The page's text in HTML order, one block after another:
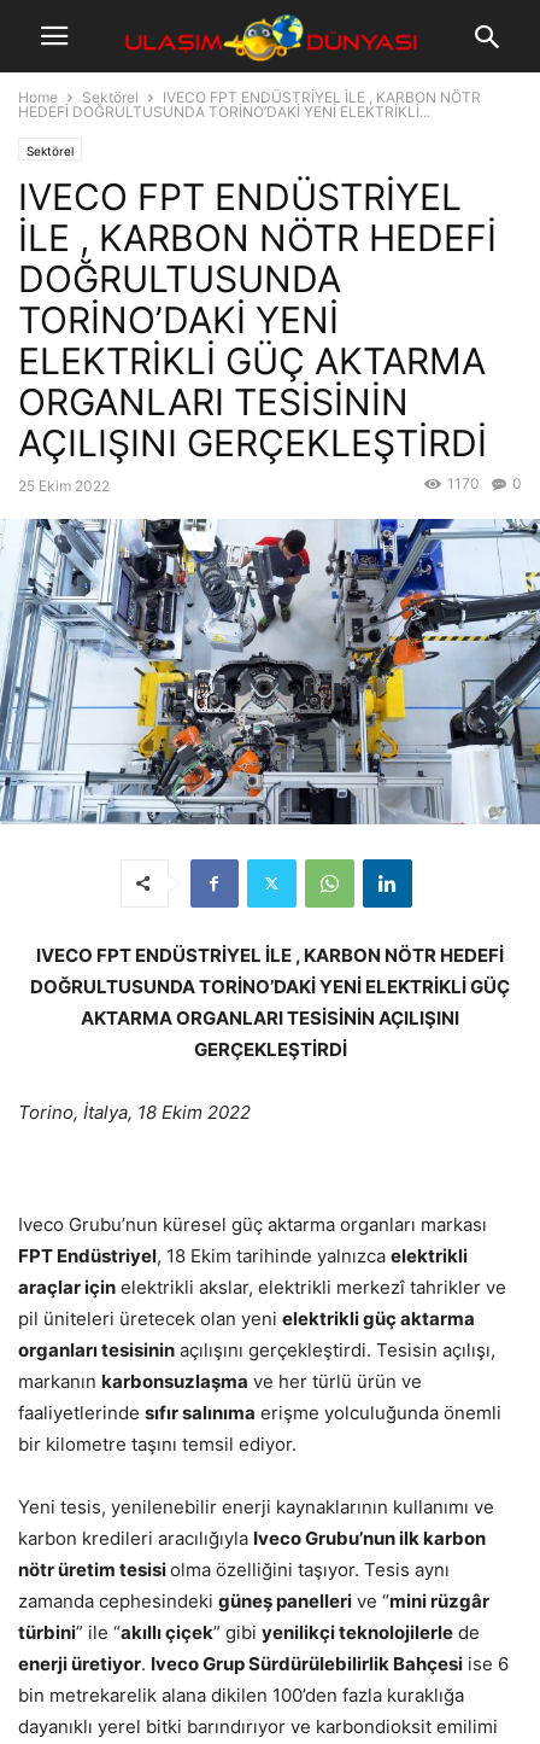
Home Sektörel
IVECO FPT ENDÜSTRİYEL İLE , KARBON NÖTR
HEDEFİ DOĞRULTUSUNDA TORİNO’DAKİ YENİ ELEKTRİKLİ...
Sektörel
IVECO FPT ENDÜSTRİYEL
İLE , KARBON NÖTR HEDEFİ
DOĞRULTUSUNDA
TORİNO’DAKİ YENİ
ELEKTRİKLİ GÜÇ AKTARMA
ORGANLARI TESİSİNİN
AÇILIŞINI GERÇEKLEŞTİRDİ
25 Ekim 2022 0
1170
IVECO FPT ENDÜSTRİYEL İLE , KARBON NÖTR HEDEFİ
DOĞRULTUSUNDA TORİNO’DAKİ YENİ ELEKTRİKLİ GÜÇ
AKTARMA ORGANLARI TESİSİNİN AÇILIŞINI
GERÇEKLEŞTİRDİ
Torino, İtalya, 18 Ekim 2022
Iveco Grubu’nun küresel güç aktarma organları markası
FPT Endüstriyel, 18 Ekim tarihinde yalnızca elektrikli
araçlar için elektrikli akslar, elektrikli merkezî tahrikler ve
pil üniteleri üretecek olan yeni elektrikli güç aktarma
organları tesisinin açılışını gerçekleştirdi. Tesisin açılışı,
markanın karbonsuzlaşma ve her türlü ürün ve
faaliyetlerinde sıfır salınıma erişme yolculuğunda önemli
bir kilometre taşını temsil ediyor.
Yeni tesis, yenilenebilir enerji kaynaklarının kullanımı ve
karbon kredileri aracılığıyla Iveco Grubu’nun ilk karbon
nötr üretim tesisiolma özelliğini taşıyor. Tesis aynı
zamanda cephesindeki güneş panelleri ve “mini rüzgâr
türbini” ile “akıllı çiçek” gibi yenilikçi teknolojilerle de
enerji üretiyor. Iveco Grup Sürdürülebilirlik Bahçesi ise 6
bin metrekarelik alana dikilen 100’den fazla kuraklığa
dayanıklı yerel bitki barındırıyor ve karbondioksit emilimi